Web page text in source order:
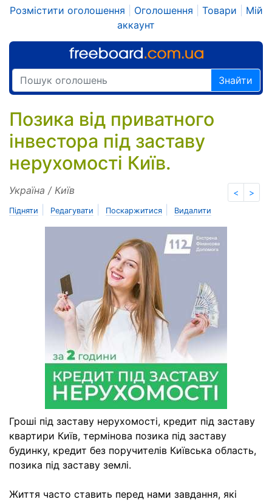
Розмістити оголошення Оголошення Товари
Мій
аккаунт
Знайти
Позика від приватного
інвестора під заставу
нерухомості Київ.
< >
Україна / Київ
Підняти Редагувати Поскаржитися Видалити
Гроші під заставу нерухомості, кредит під заставу
квартири Київ, термінова позика під заставу
будинку, кредит без поручителів Київська область,
позика під заставу землі.
Життя часто ставить перед нами завдання, які